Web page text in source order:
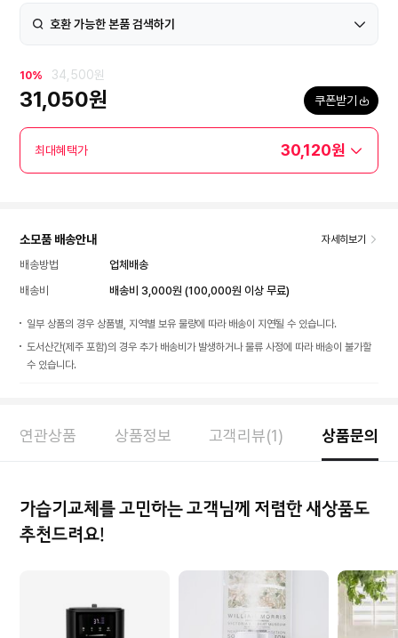
호환 가능한 본품 검색하기
10% 34,500원
31,050원 쿠폰받기
최대혜택가 30,120원
소모품 배송안내 자세히보기
배송방법
업체배송
배송비
배송비 3,000원 (100,000원 이상 무료)
일부 상품의 경우 상품별, 지역별 보유 물량에 따라 배송이 지연될 수 있습니다.
도서산간(제주 포함)의 경우 추가 배송비가 발생하거나 물류 사정에 따라 배송이 불가할
수 있습니다.
연관상품 상품정보 고객리뷰(1) 상품문의
가습기교체를 고민하는 고객님께 저렴한 새상품도
추천드려요!